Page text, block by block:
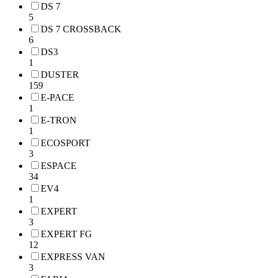
DS 7
5
DS 7 CROSSBACK
6
DS3
1
DUSTER
159
E-PACE
1
E-TRON
1
ECOSPORT
3
ESPACE
34
EV4
1
EXPERT
3
EXPERT FG
12
EXPRESS VAN
3